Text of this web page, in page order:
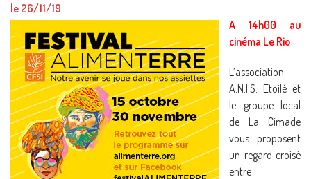
le 26/11/19
A 14h00 au
cinéma Le Rio
L’association
A.N.I.S. Etoilé et
le groupe local
de La Cimade
vous proposent
un regard croisé
entre